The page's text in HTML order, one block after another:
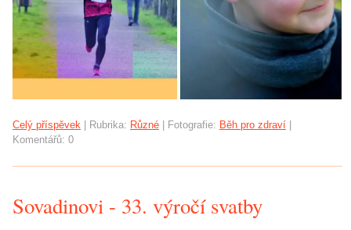
Celý příspěvek Rubrika: Různé Fotografie: Běh pro zdraví
Komentářů: 0
Sovadinovi - 33. výročí svatby